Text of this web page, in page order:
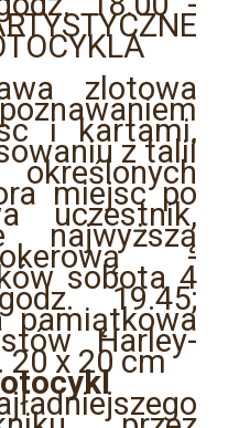
zlotowa
i kartami,
z talii
miejsc po
uczestnik,
najwyższą
-
sobota 4
19.45;
pamiątkowa
Harley-
20 x 20 cm